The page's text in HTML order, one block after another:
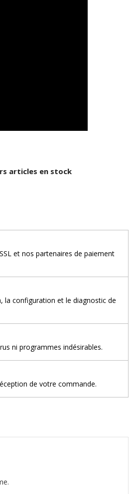
articles en stock
et nos partenaires de paiement
la configuration et le diagnostic de
ni programmes indésirables.
de votre commande.